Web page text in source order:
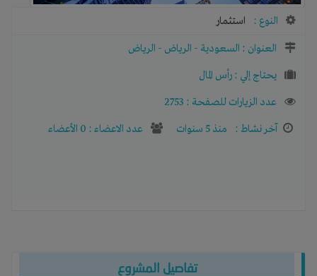
النوع :
استثمار
العنوان : السعودية - الرياض - الرياض
يحتاج إلي : رأس المال
عدد الزيارات للصفحة : 2753
آخر نشاط :
منذ 5 سنوات عدد الاعضاء : 0 الأعضاء
تفاصيل المشروع